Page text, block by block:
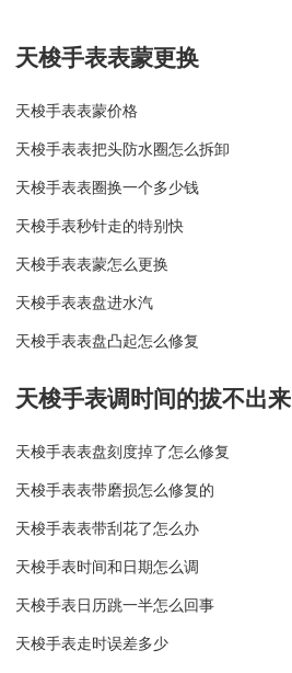
天梭手表表蒙更换
天梭手表表蒙价格
天梭手表表把头防水圈怎么拆卸
天梭手表表圈换一个多少钱
天梭手表秒针走的特别快
天梭手表表蒙怎么更换
天梭手表表盘进水汽
天梭手表表盘凸起怎么修复
天梭手表调时间的拔不出来
天梭手表表盘刻度掉了怎么修复
天梭手表表带磨损怎么修复的
天梭手表表带刮花了怎么办
天梭手表时间和日期怎么调
天梭手表日历跳一半怎么回事
天梭手表走时误差多少